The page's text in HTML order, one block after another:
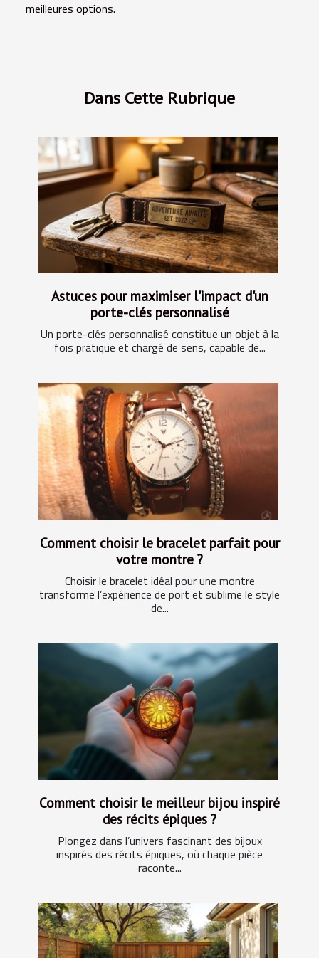
meilleures options.
Dans Cette Rubrique
Astuces pour maximiser l'impact d'un
porte-clés personnalisé
Un porte-clés personnalisé constitue un objet à la
fois pratique et chargé de sens, capable de...
Comment choisir le bracelet parfait pour
votre montre ?
Choisir le bracelet idéal pour une montre
transforme l’expérience de port et sublime le style
de...
Comment choisir le meilleur bijou inspiré
des récits épiques ?
Plongez dans l’univers fascinant des bijoux
inspirés des récits épiques, où chaque pièce
raconte...